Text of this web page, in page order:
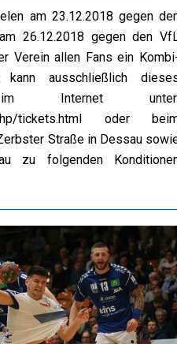
am 23.12.2018 gegen
26.12.2018 gegen den
Verein allen Fans ein
ausschließlich
im Internet
tickets.html oder
Straße in Dessau
zu folgenden